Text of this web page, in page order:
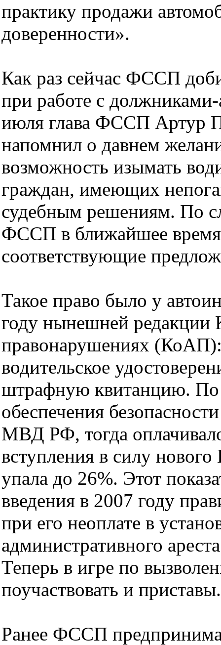
практику продажи
доверенности».
Как раз сейчас ФССП
при работе с
июля глава ФССП Артур
напомнил о давнем
возможность изымать
граждан, имеющих
судебным решениям. По
ФССП в ближайшее время
соответствующие
Такое право было у
году нынешней редакции
правонарушениях
водительское
штрафную квитанцию. По
обеспечения
МВД РФ, тогда
вступления в силу
упала до 26%. Этот
введения в 2007 году
при его неоплате в
административного
Теперь в игре по
поучаствовать и приставы.
Ранее ФССП